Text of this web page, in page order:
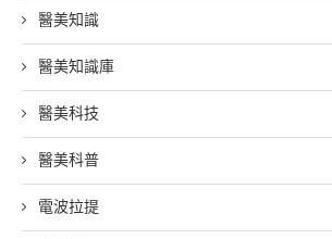
醫美知識
醫美知識庫
醫美科技
醫美科普
電波拉提